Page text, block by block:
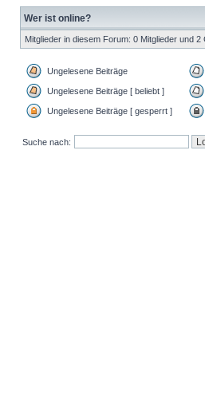
Wer ist online?
Mitglieder in diesem Forum: 0 Mitglieder und 2
Ungelesene Beiträge
Ungelesene Beiträge [ beliebt ]
Ungelesene Beiträge [ gesperrt ]
Suche nach: